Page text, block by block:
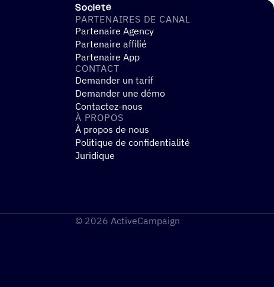
Société
PARTE­NAIRES DE CANAL
Partenaire Agency
Partenaire affilié
Partenaire App
CONTACT
Demander un tarif
Demander une démo
Contactez-nous
À PROPOS
À propos de nous
Politique de confidentialité
Juridique
© 2026 ActiveCampaign